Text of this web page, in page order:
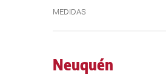
MEDIDAS
Neuquén